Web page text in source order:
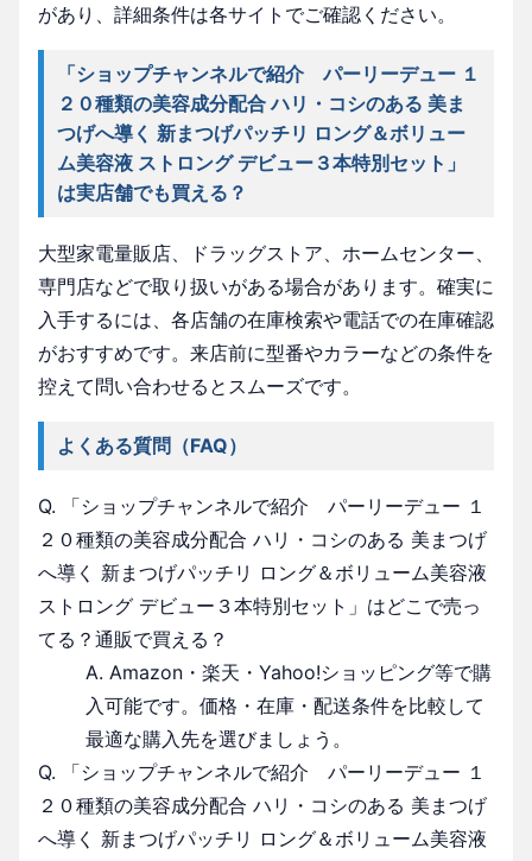
があり、詳細条件は各サイトでご確認ください。
「ショップチャンネルで紹介 パーリーデュー １
２０種類の美容成分配合 ハリ・コシのある 美ま
つげへ導く 新まつげパッチリ ロング＆ボリュー
ム美容液 ストロング デビュー３本特別セット」
は実店舗でも買える？
大型家電量販店、ドラッグストア、ホームセンター、
専門店などで取り扱いがある場合があります。確実に
入手するには、各店舗の在庫検索や電話での在庫確認
がおすすめです。来店前に型番やカラーなどの条件を
控えて問い合わせるとスムーズです。
よくある質問（FAQ）
Q. 「ショップチャンネルで紹介 パーリーデュー １
２０種類の美容成分配合 ハリ・コシのある 美まつげ
へ導く 新まつげパッチリ ロング＆ボリューム美容液
ストロング デビュー３本特別セット」はどこで売っ
てる？通販で買える？
A. Amazon・楽天・Yahoo!ショッピング等で購
入可能です。価格・在庫・配送条件を比較して
最適な購入先を選びましょう。
Q. 「ショップチャンネルで紹介 パーリーデュー １
２０種類の美容成分配合 ハリ・コシのある 美まつげ
へ導く 新まつげパッチリ ロング＆ボリューム美容液